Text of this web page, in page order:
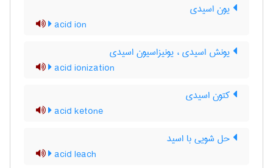
یون اسیدی
acid ion
یونش اسیدی ، یونیزاسیون اسیدی
acid ionization
کتون اسیدی
acid ketone
حل شویی با اسید
acid leach